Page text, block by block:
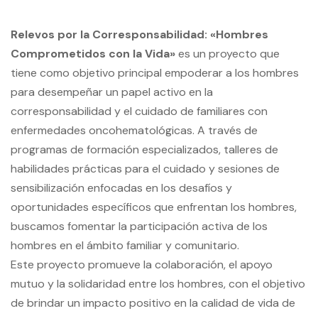
Relevos por la Corresponsabilidad: «Hombres
Comprometidos con la Vida»es un proyecto que
tiene como objetivo principal empoderar a los hombres
para desempeñar un papel activo en la
corresponsabilidad y el cuidado de familiares con
enfermedades oncohematológicas. A través de
programas de formación especializados, talleres de
habilidades prácticas para el cuidado y sesiones de
sensibilización enfocadas en los desafíos y
oportunidades específicos que enfrentan los hombres,
buscamos fomentar la participación activa de los
hombres en el ámbito familiar y comunitario.
Este proyecto promueve la colaboración, el apoyo
mutuo y la solidaridad entre los hombres, con el objetivo
de brindar un impacto positivo en la calidad de vida de